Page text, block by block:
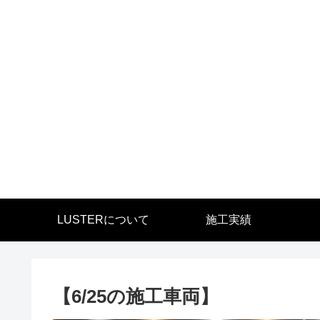
LUSTERについて 施工実績
【6/25の施工車両】